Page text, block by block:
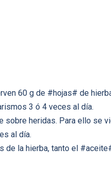
60 g de #hojas# de
3 ó 4 veces al día.
sobre heridas. Para ello se
al día.
la hierba, tanto el